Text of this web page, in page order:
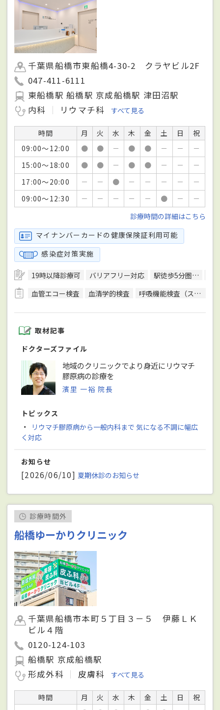
千葉県船橋市東船橋4-30-2 クラヤビル2F
047-411-6111
東船橋駅 船橋駅 京成船橋駅 津田沼駅
内科
リウマチ科 すべて見る
時間 月 火 水 木 金 土 日
祝
09:00～12:00
● ● － ● ● － －
－
15:00～18:00
● ● － ● ● － －
－
17:00～20:00
－ － ● － － － －
－
09:00～12:30
－ － － － － ● －
－
診療時間の詳細はこちら
マイナンバーカードの健康保険証利用可能
感染症対策実施
19時以降診療可 バリアフリー対応 駅徒歩5分圏内
血管エコー検査
血清学的検査 呼吸機能検査（スパイロメトリー）
取材記事
ドクターズファイル
地域のクリニックでより身近にリウマチ
膠原病の診療を
濱里 一裕 院長
トピックス
・
リウマチ膠原病から一般内科まで 気になる不調に幅広
く対応
お知らせ
[2026/06/10] 夏期休診のお知らせ
診療時間外
船橋ゆーかりクリニック
千葉県船橋市本町５丁目３－５ 伊藤ＬＫ
ビル４階
0120-124-103
船橋駅 京成船橋駅
形成外科
皮膚科 すべて見る
時間 月 火 水 木 金 土 日
祝